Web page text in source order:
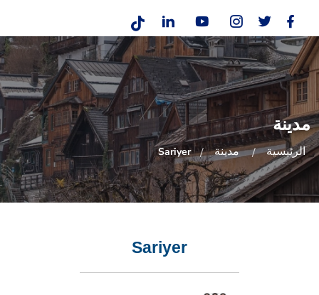
مدينة
الرئيسية مدينة Sariyer
Sariyer